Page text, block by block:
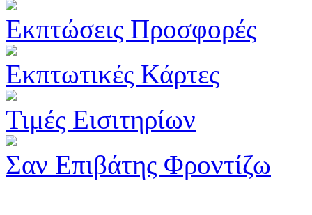
Εκπτώσεις Προσφορές
Εκπτωτικές Κάρτες
Τιμές Εισιτηρίων
Σαν Επιβάτης Φροντίζω